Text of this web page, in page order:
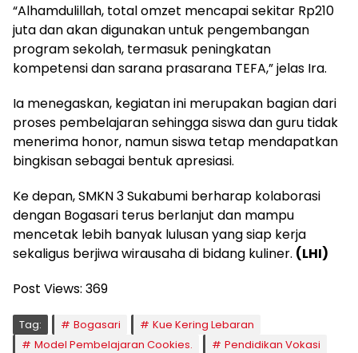
“Alhamdulillah, total omzet mencapai sekitar Rp210
juta dan akan digunakan untuk pengembangan
program sekolah, termasuk peningkatan
kompetensi dan sarana prasarana TEFA,” jelas Ira.
Ia menegaskan, kegiatan ini merupakan bagian dari
proses pembelajaran sehingga siswa dan guru tidak
menerima honor, namun siswa tetap mendapatkan
bingkisan sebagai bentuk apresiasi.
Ke depan, SMKN 3 Sukabumi berharap kolaborasi
dengan Bogasari terus berlanjut dan mampu
mencetak lebih banyak lulusan yang siap kerja
sekaligus berjiwa wirausaha di bidang kuliner. (LHI)
Post Views: 369
Tag: Bogasari
Kue Kering Lebaran
Model Pembelajaran Cookies.
Pendidikan Vokasi